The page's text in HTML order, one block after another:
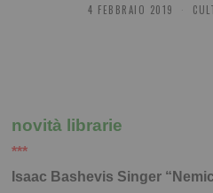
4 FEBBRAIO 2019
novità librarie
***
Isaac Bashevis Singer